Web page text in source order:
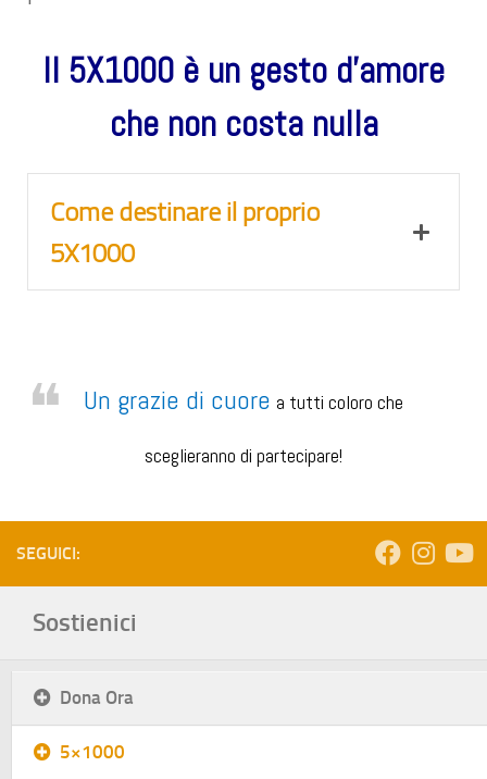
Il 5X1000 è un gesto d’amore
che non costa nulla
Come destinare il proprio
5X1000
Un grazie di cuore a tutti coloro che
sceglieranno di partecipare!
SEGUICI:
Sostienici
Dona Ora
5×1000